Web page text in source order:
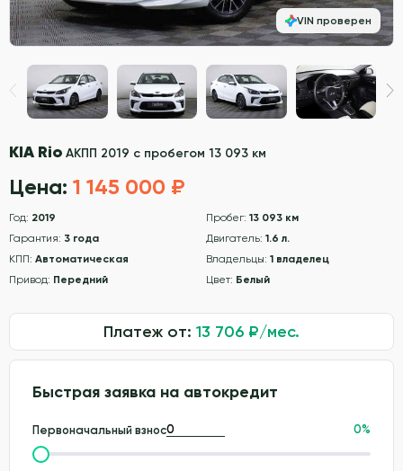
KIA Rio АКПП 2019 с пробегом 13 093 км
Цена: 1 145 000 ₽
Год: 2019 Пробег: 13 093 км
Гарантия: 3 года Двигатель: 1.6 л.
КПП: Автоматическая Владельцы: 1 владелец
Привод: Передний Цвет: Белый
Платеж от: 13 706 ₽/мес.
Быстрая заявка на автокредит
Первоначальный взнос 0%
VIN проверен